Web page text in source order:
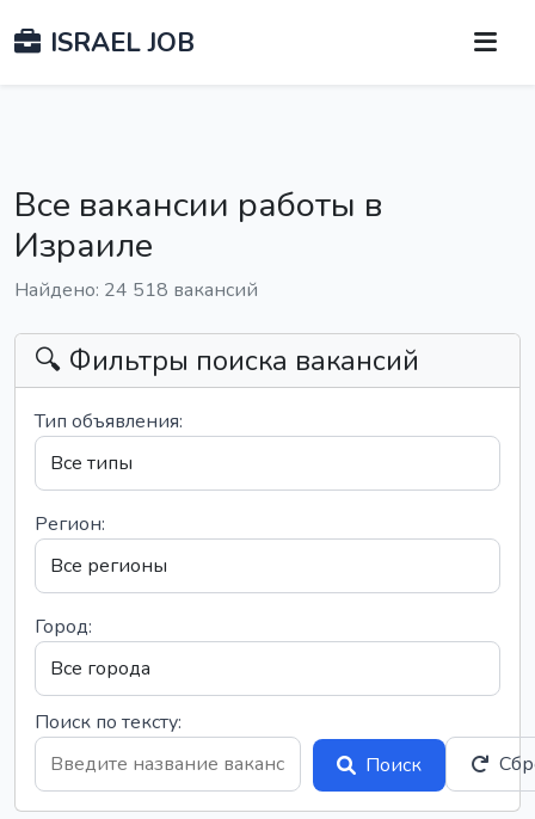
ISRAEL JOB
Все вакансии работы в
Израиле
Найдено: 24 518 вакансий
🔍 Фильтры поиска вакансий
Тип объявления:
Регион:
Город:
Поиск по тексту:
Поиск